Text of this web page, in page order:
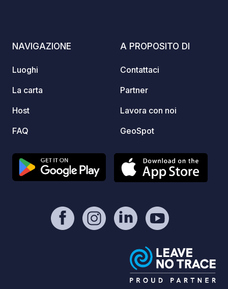
NAVIGAZIONE
Luoghi
La carta
Host
FAQ
A PROPOSITO DI
Contattaci
Partner
Lavora con noi
GeoSpot